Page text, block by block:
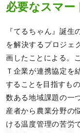
必要なスマー
『てるちゃん』誕生
を解決するプロジェ
画したことによる。
Ｔ企業が連携協定を
することを目指すもの
数ある地域課題の一
産者から農業分野の
ける温度管理の苦労